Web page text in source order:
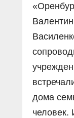
дома
человек.